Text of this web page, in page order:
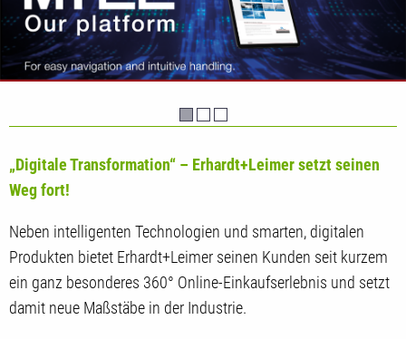
„Digitale Transformation“ – Erhardt+Leimer setzt seinen
Weg fort!
Neben intelligenten Technologien und smarten, digitalen
Produkten bietet Erhardt+Leimer seinen Kunden seit kurzem
ein ganz besonderes 360° Online-Einkaufserlebnis und setzt
damit neue Maßstäbe in der Industrie.